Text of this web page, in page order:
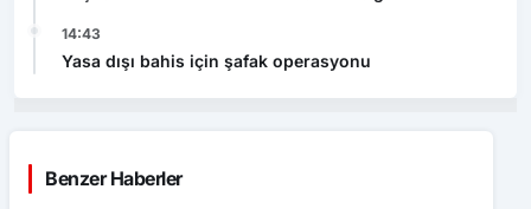
14:43
Yasa dışı bahis için şafak operasyonu
Benzer Haberler